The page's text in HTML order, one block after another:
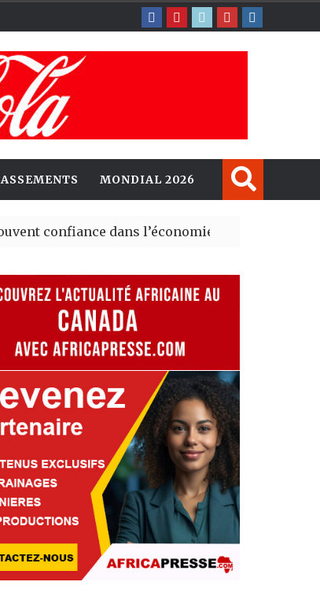
MONDIAL 2026
dans l’économie, mais trois grands